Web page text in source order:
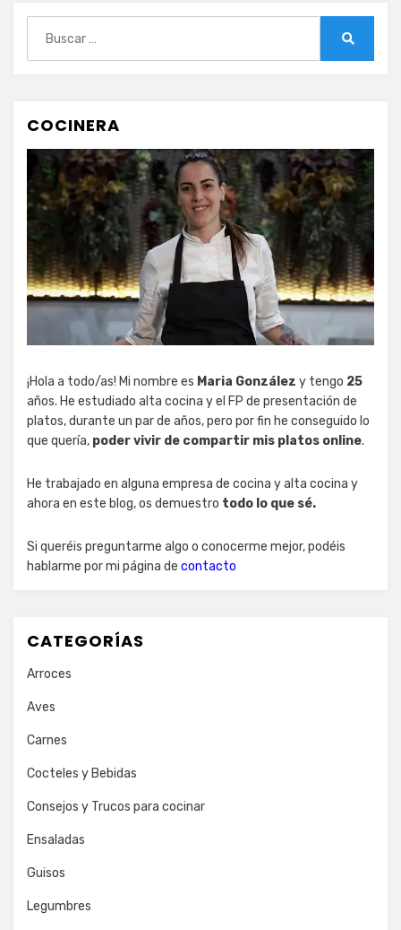
COCINERA
¡Hola a todo/as! Mi nombre es Maria González y tengo 25
años. He estudiado alta cocina y el FP de presentación de
platos, durante un par de años, pero por fin he conseguido lo
que quería, poder vivir de compartir mis platos online.
He trabajado en alguna empresa de cocina y alta cocina y
ahora en este blog, os demuestro todo lo que sé.
Si queréis preguntarme algo o conocerme mejor, podéis
hablarme por mi página de contacto
CATEGORÍAS
Arroces
Aves
Carnes
Cocteles y Bebidas
Consejos y Trucos para cocinar
Ensaladas
Guisos
Legumbres